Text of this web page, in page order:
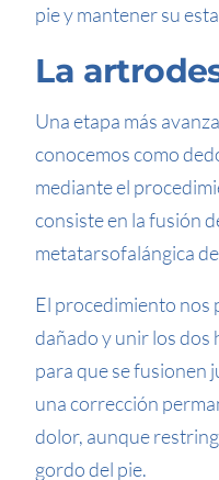
pie y mantener su
La
Una etapa más
conocemos como
mediante el
consiste en la fusión
metatarsofalángica
El procedimiento nos
dañado y unir los dos
para que se fusionen
una corrección
dolor, aunque
gordo del pie.